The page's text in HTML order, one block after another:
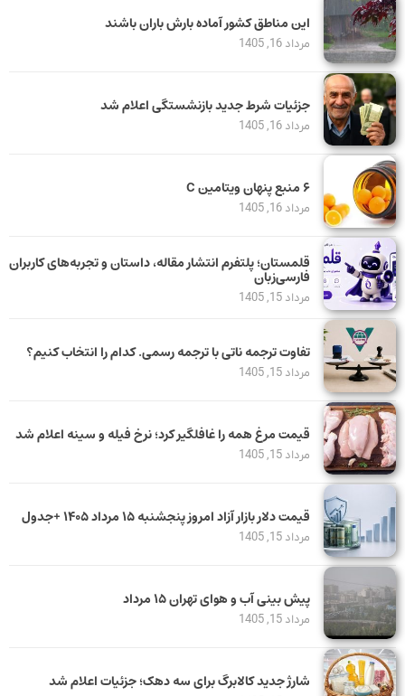
این مناطق کشور آماده بارش باران باشند
مرداد 16, 1405
جزئیات شرط جدید بازنشستگی اعلام شد
مرداد 16, 1405
۶ منبع پنهان ویتامین C
مرداد 16, 1405
قلمستان؛ پلتفرم انتشار مقاله، داستان و تجربه‌های کاربران
فارسی‌زبان
مرداد 15, 1405
تفاوت ترجمه ناتی با ترجمه رسمی. کدام را انتخاب کنیم؟
مرداد 15, 1405
قیمت مرغ همه را غافلگیر کرد؛ نرخ فیله و سینه اعلام شد
مرداد 15, 1405
قیمت دلار بازار آزاد امروز پنجشنبه ۱۵ مرداد ۱۴۰۵ +جدول
مرداد 15, 1405
پیش بینی آب و هوای تهران ۱۵ مرداد
مرداد 15, 1405
شارژ جدید کالابرگ برای سه دهک؛ جزئیات اعلام شد